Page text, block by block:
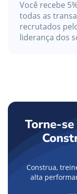
Você recebe
todas as
recrutados
liderança dos
Torne-
Construa,
alta